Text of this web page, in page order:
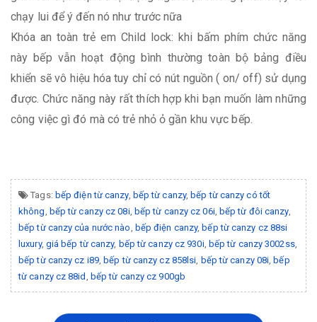
chạy lui để ý đến nó như trước nữa
Khóa an toàn trẻ em Child lock: khi bấm phím chức năng
này bếp vẫn hoạt động bình thường toàn bộ bảng điều
khiển sẽ vô hiệu hóa tuy chỉ có nút nguồn ( on/ off) sử dụng
được. Chức năng này rất thích hợp khi bạn muốn làm những
công việc gì đó mà có trẻ nhỏ ỏ gần khu vực bếp.
Tags: bếp điện từ canzy, bếp từ canzy, bếp từ canzy có tốt
không, bếp từ canzy cz 08i, bếp từ canzy cz 06i, bếp từ đôi canzy,
bếp từ canzy của nước nào, bếp điện canzy, bếp từ canzy cz 88si
luxury, giá bếp từ canzy, bếp từ canzy cz 930i, bếp từ canzy 3002ss,
bếp từ canzy cz i89, bếp từ canzy cz 858lsi, bếp từ canzy 08i, bếp
từ canzy cz 88id , bếp từ canzy cz 900gb